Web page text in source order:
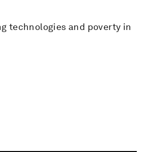
technologies and poverty in